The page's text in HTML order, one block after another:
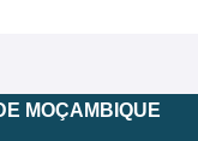
MOÇAMBIQUE